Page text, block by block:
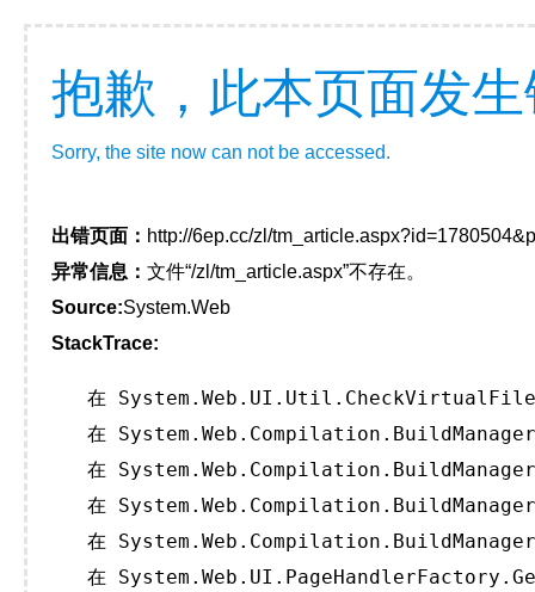
抱歉，此本页面发
Sorry, the site now can not be accessed.
出错页面： http://6ep.cc/zl/
异常信息： 文件“/zl/tm_article.aspx”不存在。
Source:System.Web
StackTrace:
在
在
在
在
在
在